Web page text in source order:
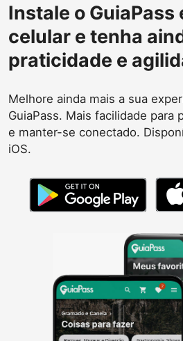
Instale o GuiaPass
celular e tenha
praticidade e
Melhore ainda mais a sua
GuiaPass. Mais facilidade para
e manter-se conectado.
iOS.